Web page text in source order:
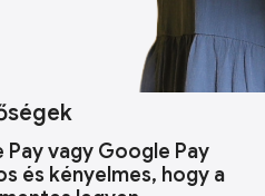
vagy Google Pay
és kényelmes, hogy a